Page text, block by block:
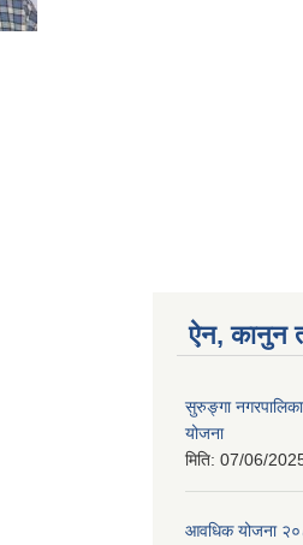
ऐन, कानुन
सुरुङ्गा
योजना
मिति: 07/06/
आवधिक योजना